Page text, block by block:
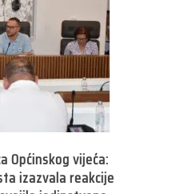
Općinskog vijeća:
izazvala reakcije